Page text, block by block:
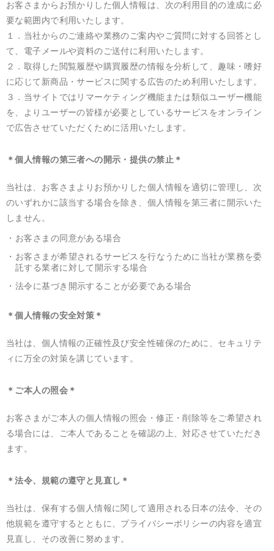
お客さまからお預かりした個人情報は、次の利用目的の達成に必
要な範囲内で利用いたします。
１．当社からのご連絡や業務のご案内やご質問に対する回答とし
て、電子メールや資料のご送付に利用いたします。
２．取得した閲覧履歴や購買履歴の情報を分析して、趣味・嗜好
に応じて新商品・サービスに関する広告のため利用いたします。
３．当サイトではリマーケティング機能または類似ユーザー機能
を、よりユーザーの皆様が必要としているサービスをオンライン
で広告させていただくために活用いたします。
＊個人情報の第三者への開示・提供の禁止＊
当社は、お客さまよりお預かりした個人情報を適切に管理し、次
のいずれかに該当する場合を除き、個人情報を第三者に開示いた
しません。
お客さまの同意がある場合
お客さまが希望されるサービスを行なうために当社が業務を委
託する業者に対して開示する場合
法令に基づき開示することが必要である場合
＊個人情報の安全対策＊
当社は、個人情報の正確性及び安全性確保のために、セキュリテ
ィに万全の対策を講じています。
＊ご本人の照会＊
お客さまがご本人の個人情報の照会・修正・削除等をご希望され
る場合には、ご本人であることを確認の上、対応させていただき
ます。
＊法令、規範の遵守と見直し＊
当社は、保有する個人情報に関して適用される日本の法令、その
他規範を遵守するとともに、プライバシーポリシーの内容を適宜
見直し、その改善に努めます。